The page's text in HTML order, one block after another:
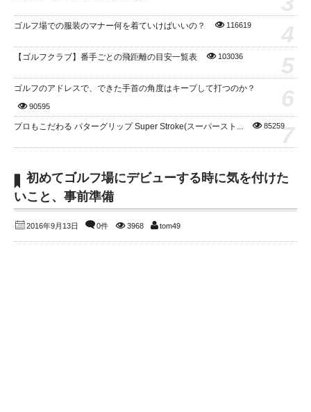
ゴルフ場での服装のマナー何を着ていけばいいの？ 116619
【ゴルフクラブ】番手ごとの飛距離の目安一覧表 103036
ゴルフのアドレスで、できた手首の角度はキープして打つのか？
90595
プロもこだわる パターグリップ Super Stroke(スーパースト... 85259
7
初めてゴルフ場にデビューする時に気を付けた
いこと、事前準備
2016年9月13日 0件 3968 tom49